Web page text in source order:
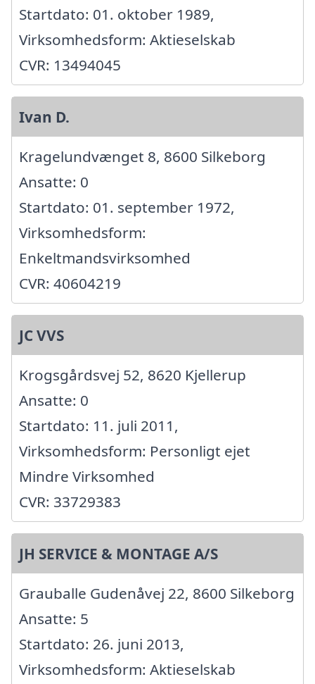
Startdato: 01. oktober 1989,
Virksomhedsform: Aktieselskab
CVR: 13494045
Ivan D.
Kragelundvænget 8, 8600 Silkeborg
Ansatte: 0
Startdato: 01. september 1972,
Virksomhedsform:
Enkeltmandsvirksomhed
CVR: 40604219
JC VVS
Krogsgårdsvej 52, 8620 Kjellerup
Ansatte: 0
Startdato: 11. juli 2011,
Virksomhedsform: Personligt ejet
Mindre Virksomhed
CVR: 33729383
JH SERVICE & MONTAGE A/S
Grauballe Gudenåvej 22, 8600 Silkeborg
Ansatte: 5
Startdato: 26. juni 2013,
Virksomhedsform: Aktieselskab